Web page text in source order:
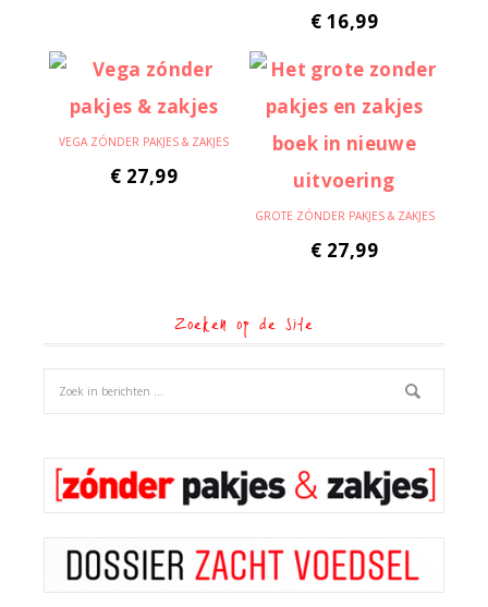
€ 16,99
VEGA ZÓNDER PAKJES & ZAKJES
€ 27,99
GROTE ZÓNDER PAKJES & ZAKJES
€ 27,99
Zoeken op de site